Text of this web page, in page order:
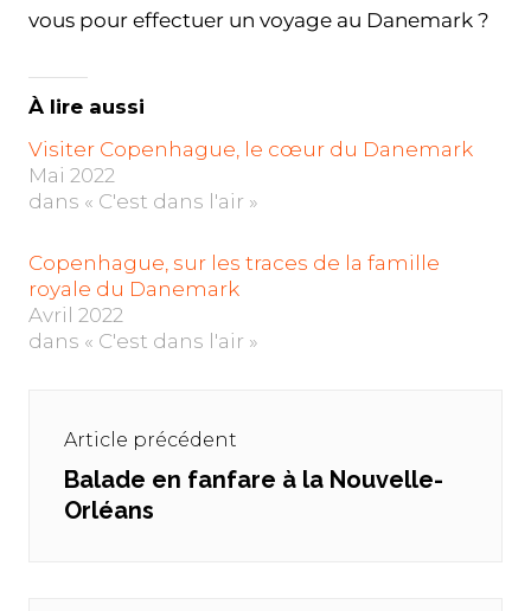
vous pour effectuer un voyage au Danemark ?
À lire aussi
Visiter Copenhague, le cœur du Danemark
Mai 2022
dans « C'est dans l'air »
Copenhague, sur les traces de la famille
royale du Danemark
Avril 2022
dans « C'est dans l'air »
l’articleArticle précédent
Previous
post:
Balade en fanfare à la Nouvelle-
Orléans